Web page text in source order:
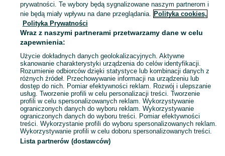
Mapa kategorii
Mapa miejscowości
Mapa ministron
Popularne wyszukiwania
prywatności. Te wybory będą sygnalizowane naszym partnerom i
nie będą miały wpływu na dane przeglądania. Polityka cookies,
Polityka Prywatności
Wraz z naszymi partnerami przetwarzamy dane w celu
zapewnienia:
Użycie dokładnych danych geolokalizacyjnych. Aktywne
skanowanie charakterystyki urządzenia do celów identyfikacji.
Rozumienie odbiorców dzięki statystyce lub kombinacji danych z
różnych źródeł. Przechowywanie informacji na urządzeniu lub
dostęp do nich. Pomiar efektywności reklam. Rozwój i ulepszanie
usług. Tworzenie profili w celu personalizacji treści. Tworzenie
profili w celu spersonalizowanych reklam. Wykorzystywanie
ograniczonych danych do wyboru reklam. Wykorzystywanie
ograniczonych danych do wyboru treści. Pomiar efektywności
treści. Wykorzystanie profili do wyboru spersonalizowanych reklam.
Wykorzystywanie profili w celu doboru spersonalizowanych treści.
Lista partnerów (dostawców)